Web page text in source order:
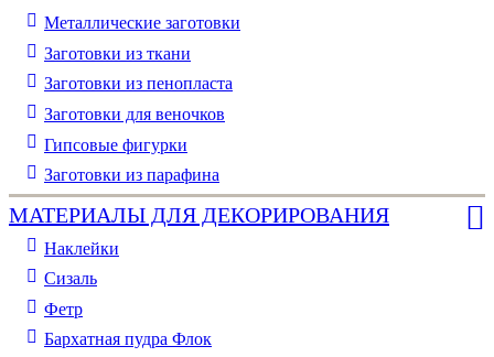
Металлические заготовки
Заготовки из ткани
Заготовки из пенопласта
Заготовки для веночков
Гипсовые фигурки
Заготовки из парафина
МАТЕРИАЛЫ ДЛЯ ДЕКОРИРОВАНИЯ
Наклейки
Сизаль
Фетр
Бархатная пудра Флок